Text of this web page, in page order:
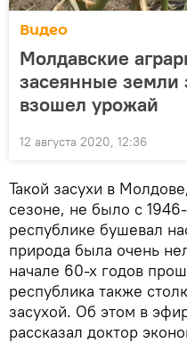
Видео
Молдавские
засеянные земли
взошел урожай
12 августа 2020, 12:36
Такой засухи в
сезоне, не было с
республике бушевал
природа была очень
начале 60-х годов
республика также
засухой. Об этом в
рассказал доктор